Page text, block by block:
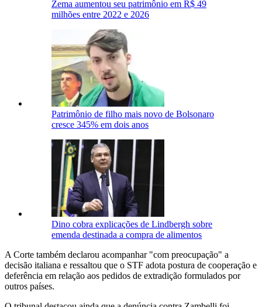
Zema aumentou seu patrimônio em R$ 49
milhões entre 2022 e 2026
Patrimônio de filho mais novo de Bolsonaro
cresce 345% em dois anos
Dino cobra explicações de Lindbergh sobre
emenda destinada a compra de alimentos
A Corte também declarou acompanhar "com preocupação" a
decisão italiana e ressaltou que o STF adota postura de cooperação e
deferência em relação aos pedidos de extradição formulados por
outros países.